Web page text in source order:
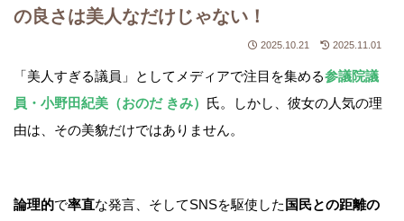
の良さは美人なだけじゃない！
2025.10.21 2025.11.01
「美人すぎる議員」としてメディアで注目を集める参議院議
員・小野田紀美（おのだ きみ） 氏。しかし、彼女の人気の理
由は、その美貌だけではありません。
論理的で率直な発言、そしてSNSを駆使した 国民との距離の